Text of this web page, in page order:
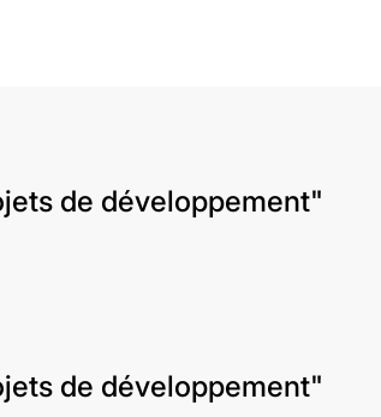
de développement"
de développement"